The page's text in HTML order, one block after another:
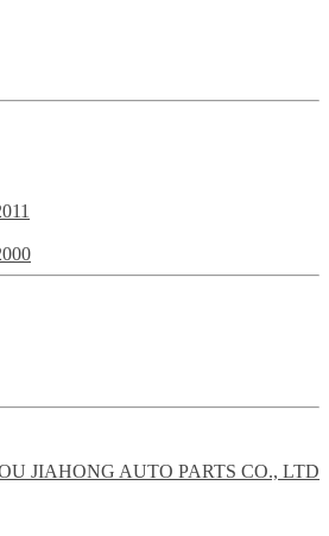
JIAHONG AUTO PARTS CO., LTD